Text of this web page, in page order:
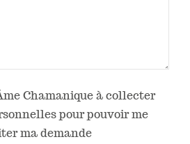
Chamanique à collecter
pour pouvoir me
ma demande